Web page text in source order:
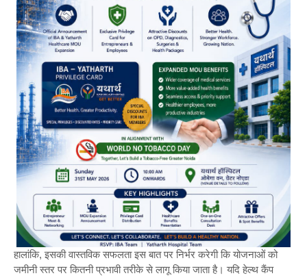
हालांकि, इसकी वास्तविक सफलता इस बात पर निर्भर करेगी कि योजनाओं को
जमीनी स्तर पर कितनी प्रभावी तरीके से लागू किया जाता है। यदि हेल्थ कैंप